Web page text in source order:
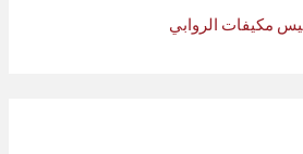
مكيفات الروابي